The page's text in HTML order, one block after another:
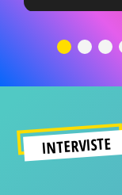
testo,
significato
INTERVISTE